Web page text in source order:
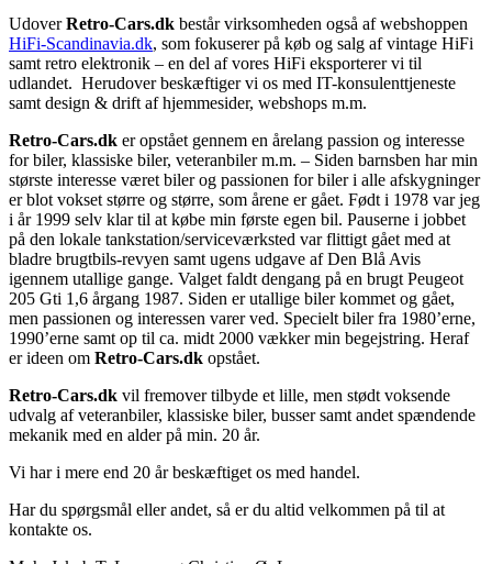
UdoverRetro-Cars.dk består virksomheden også af webshoppen
HiFi-Scandinavia.dk, som fokuserer på køb og salg af vintage HiFi
samt retro elektronik – en del af vores HiFi eksporterer vi til
udlandet. Herudover beskæftiger vi os med IT-konsulenttjeneste
samt design & drift af hjemmesider, webshops m.m.
Retro-Cars.dk er opstået gennem en årelang passion og interesse
for biler, klassiske biler, veteranbiler m.m. – Siden barnsben har min
største interesse været biler og passionen for biler i alle afskygninger
er blot vokset større og større, som årene er gået. Født i 1978 var jeg
i år 1999 selv klar til at købe min første egen bil. Pauserne i jobbet
på den lokale tankstation/serviceværksted var flittigt gået med at
bladre brugtbils-revyen samt ugens udgave af Den Blå Avis
igennem utallige gange. Valget faldt dengang på en brugt Peugeot
205 Gti 1,6 årgang 1987. Siden er utallige biler kommet og gået,
men passionen og interessen varer ved. Specielt biler fra 1980’erne,
1990’erne samt op til ca. midt 2000 vækker min begejstring. Heraf
er ideen om Retro-Cars.dk opstået.
Retro-Cars.dk vil fremover tilbyde et lille, men stødt voksende
udvalg af veteranbiler, klassiske biler, busser samt andet spændende
mekanik med en alder på min. 20 år.
Vi har i mere end 20 år beskæftiget os med handel.
Har du spørgsmål eller andet, så er du altid velkommen på til at
kontakte os.